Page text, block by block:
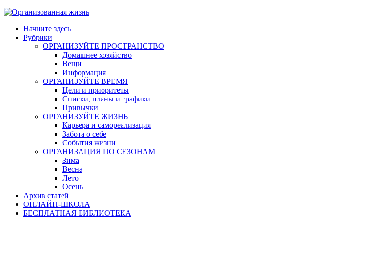
Начните здесь
Рубрики
ОРГАНИЗУЙТЕ ПРОСТРАНСТВО
Домашнее хозяйство
Вещи
Информация
ОРГАНИЗУЙТЕ ВРЕМЯ
Цели и приоритеты
Списки, планы и графики
Привычки
ОРГАНИЗУЙТЕ ЖИЗНЬ
Карьера и самореализация
Забота о себе
События жизни
ОРГАНИЗАЦИЯ ПО СЕЗОНАМ
Зима
Весна
Лето
Осень
Архив статей
ОНЛАЙН-ШКОЛА
БЕСПЛАТНАЯ БИБЛИОТЕКА